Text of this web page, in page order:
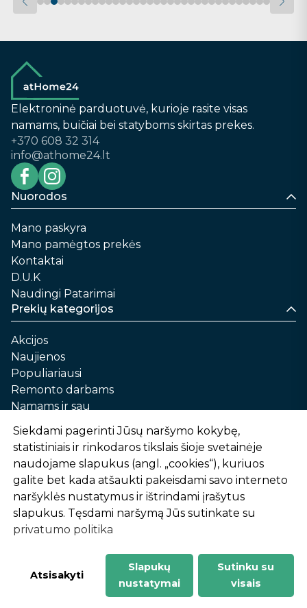
Elektroninė parduotuvė, kurioje rasite visas
namams, buičiai bei statyboms skirtas prekes.
+370 608 32 314
info@athome24.lt
Nuorodos
Mano paskyra
Mano pamėgtos prekės
Kontaktai
D.U.K
Naudingi Patarimai
Prekių kategorijos
Akcijos
Naujienos
Populiariausi
Remonto darbams
Namams ir sau
Automobilių priežiūrai
Sodui ir daržui
Informacija
Apie mus
Prekių pirkimo – pardavimo taisyklės
Prekių pristatymas ir atsiėmimas
Garantinis aptarnavimas ir prekių grąžinimas
Privatumo politika
AtHome24.lt © 2026 Visos teisės saugomos
-
1
2
%
n
u
o
l
a
i
d
a
Siekdami pagerinti Jūsų naršymo kokybę,
statistiniais ir rinkodaros tikslais šioje svetainėje
naudojame slapukus (angl. „cookies“), kuriuos
galite bet kada atšaukti pakeisdami savo interneto
naršyklės nustatymus ir ištrindami įrašytus
slapukus. Tęsdami naršymą Jūs sutinkate su
privatumo politika
Atsisakyti
Slapukų
nustatymai
Sutinku su
visais